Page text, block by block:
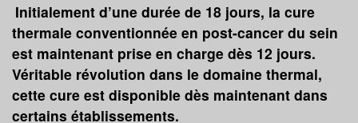
Article publié par Laura Dupuyle 21/10/2025
Cure post-cancer Cure post-cancer du sein
Demander une documentation
Initialement d’une durée de 18 jours, la cure
thermale conventionnée en post-cancer du sein
est maintenant prise en charge dès 12 jours.
Véritable révolution dans le domaine thermal,
cette cure est disponible dès maintenant dans
certains établissements.